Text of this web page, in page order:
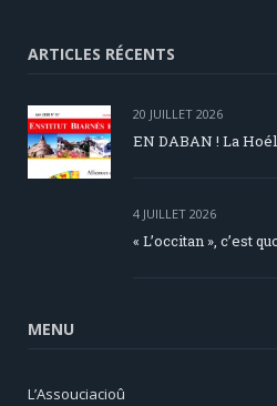
ARTICLES RÉCENTS
20 JUILLET 2026
EN DABAN ! La
4 JUILLET 2026
« L’occitan », c’est
MENU
L’Assouciacioû